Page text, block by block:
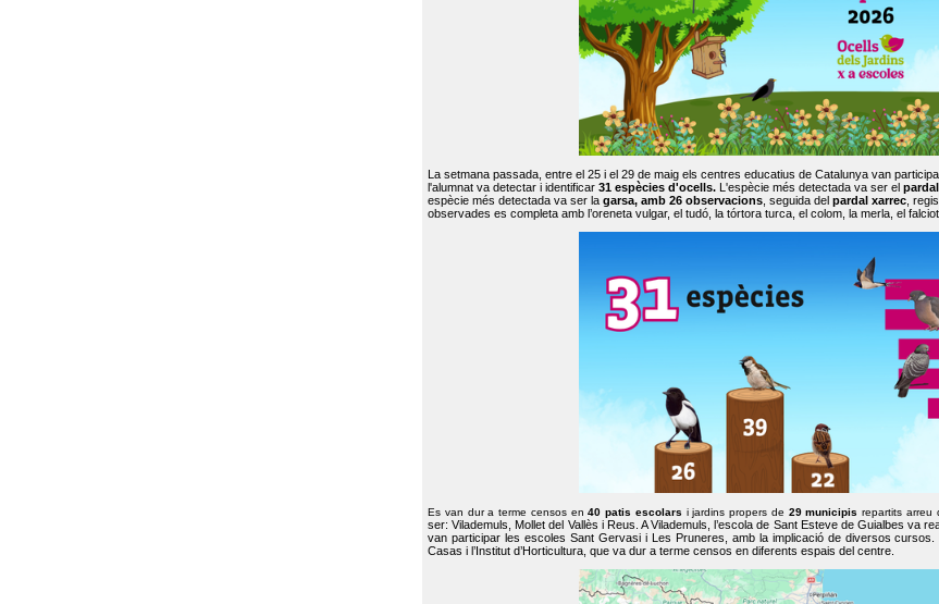
La setmana passada, entre el 25 i el 29 de maig els centres educatius de Catalunya van
l'alumnat va detectar i identificar 31 espècies d'ocells. L'espècie més detectada va ser el
espècie més detectada va ser la garsa, amb 26 observacions , seguida del pardal xarrec ,
observades es completa amb l’oreneta vulgar, el tudó, la tórtora turca, el colom, la merla, el
Es van dur a terme censos en40 patis escolars i jardins propers de 29 municipis repartits arreu
ser: Vilademuls, Mollet del Vallès i Reus. A Vilademuls, l’escola de Sant Esteve de Guialbes va
van participar les escoles Sant Gervasi i Les Pruneres, amb la implicació de diversos
Casas i l’Institut d’Horticultura, que va dur a terme censos en diferents espais del centre.